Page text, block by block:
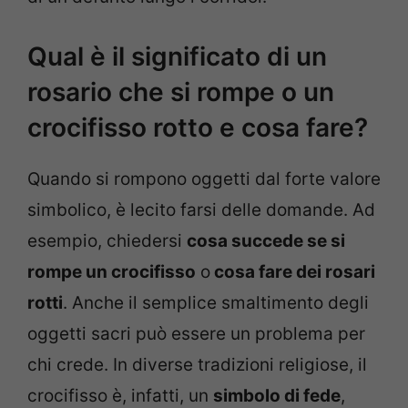
Qual è il significato di un
rosario che si rompe o un
crocifisso rotto e cosa fare?
Quando si rompono oggetti dal forte valore
simbolico, è lecito farsi delle domande. Ad
esempio, chiedersi cosa succede se si
rompe un crocifisso o cosa fare dei rosari
rotti. Anche il semplice smaltimento degli
oggetti sacri può essere un problema per
chi crede. In diverse tradizioni religiose, il
crocifisso è, infatti, un simbolo di fede,